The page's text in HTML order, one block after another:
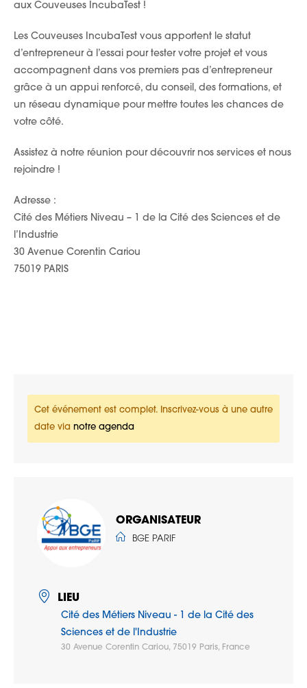
aux Couveuses IncubaTest !
Les Couveuses IncubaTest vous apportent le statut
d’entrepreneur à l’essai pour tester votre projet et vous
accompagnent dans vos premiers pas d’entrepreneur
grâce à un appui renforcé, du conseil, des formations, et
un réseau dynamique pour mettre toutes les chances de
votre côté.
Assistez à notre réunion pour découvrir nos services et nous
rejoindre !
Adresse :
Cité des Métiers Niveau – 1 de la Cité des Sciences et de
l’Industrie
30 Avenue Corentin Cariou
75019 PARIS
Cet événement est complet. Inscrivez-vous à une autre
date via
notre agenda
ORGANISATEUR
BGE PARIF
LIEU
Cité des Métiers Niveau - 1 de la Cité des
Sciences et de l'Industrie
30 Avenue Corentin Cariou, 75019 Paris, France